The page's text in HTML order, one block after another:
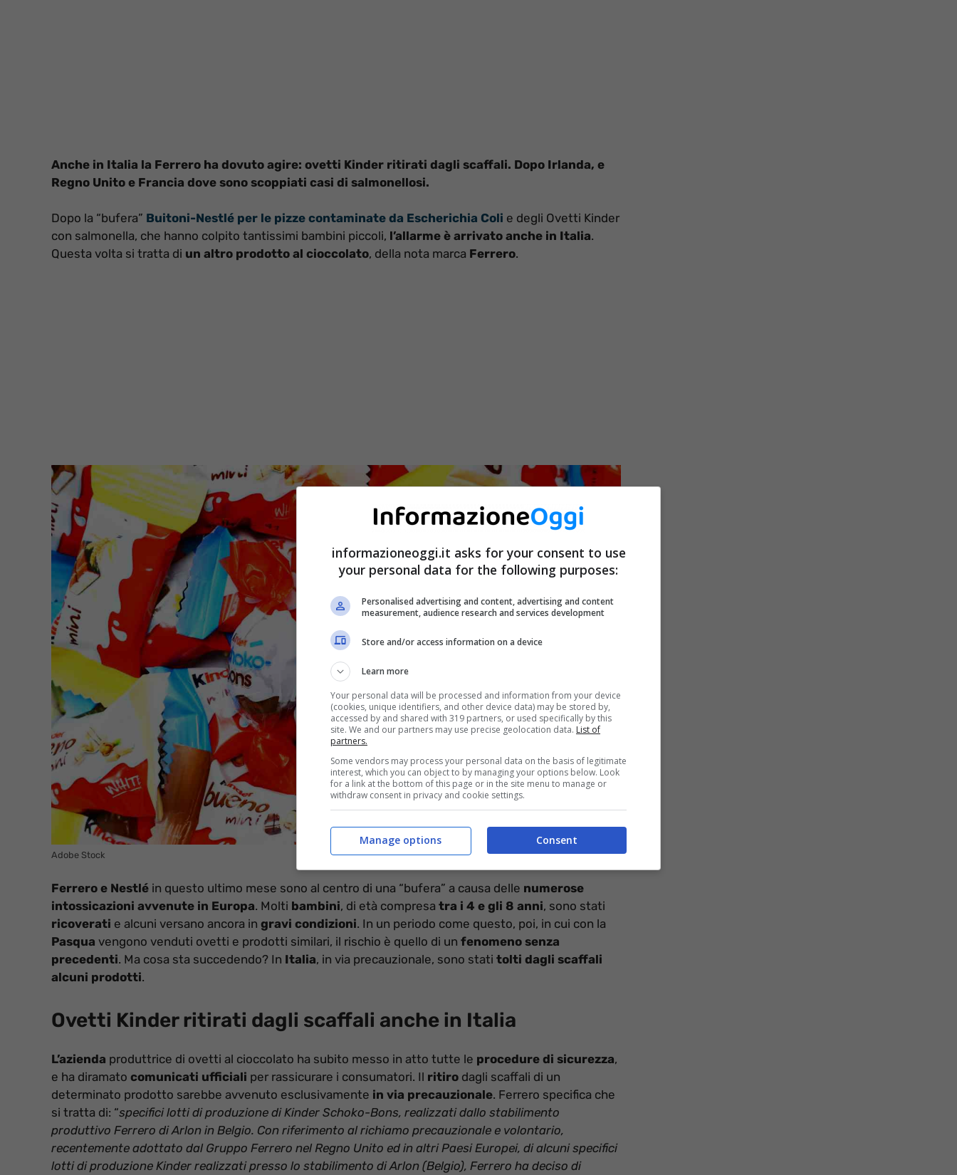
Anche in Italia la Ferrero ha dovuto agire: ovetti Kinder ritirati dagli scaffali. Dopo Irlanda, e
Regno Unito e Francia dove sono scoppiati casi di salmonellosi.
Dopo la “bufera” Buitoni-Nestlé per le pizze contaminate da Escherichia Coli e degli Ovetti Kinder
con salmonella, che hanno colpito tantissimi bambini piccoli, l’allarme è arrivato anche in Italia.
Questa volta si tratta di un altro prodotto al cioccolato, della nota marca Ferrero.
Adobe Stock
Ferrero e Nestlé in questo ultimo mese sono al centro di una “bufera” a causa delle numerose
intossicazioni avvenute in Europa. Molti bambini, di età compresa tra i 4 e gli 8 anni, sono stati
ricoverati e alcuni versano ancora in gravi condizioni. In un periodo come questo, poi, in cui con la
Pasqua vengono venduti ovetti e prodotti similari, il rischio è quello di un fenomeno senza
precedenti. Ma cosa sta succedendo? In Italia, in via precauzionale, sono stati tolti dagli scaffali
alcuni prodotti.
Ovetti Kinder ritirati dagli scaffali anche in Italia
L’azienda produttrice di ovetti al cioccolato ha subito messo in atto tutte le procedure di sicurezza,
e ha diramato comunicati ufficiali per rassicurare i consumatori. Il ritiro dagli scaffali di un
determinato prodotto sarebbe avvenuto esclusivamente in via precauzionale. Ferrero specifica che
si tratta di: “specifici lotti di produzione di Kinder Schoko-Bons, realizzati dallo stabilimento
produttivo Ferrero di Arlon in Belgio. Con riferimento al richiamo precauzionale e volontario,
recentemente adottato dal Gruppo Ferrero nel Regno Unito ed in altri Paesi Europei, di alcuni specifici
lotti di produzione Kinder realizzati presso lo stabilimento di Arlon (Belgio), Ferrero ha deciso di
informazioneoggi.it asks for your consent to use
your personal data for the following purposes:
Personalised advertising and content, advertising and content
measurement, audience research and services development
Store and/or access information on a device
Learn more
Your personal data will be processed and information from your device
(cookies, unique identifiers, and other device data) may be stored by,
accessed by and shared with 319 partners, or used specifically by this
site. We and our partners may use precise geolocation data. List of
partners.
Some vendors may process your personal data on the basis of legitimate
interest, which you can object to by managing your options below. Look
for a link at the bottom of this page or in the site menu to manage or
withdraw consent in privacy and cookie settings.
Consent
Manage options